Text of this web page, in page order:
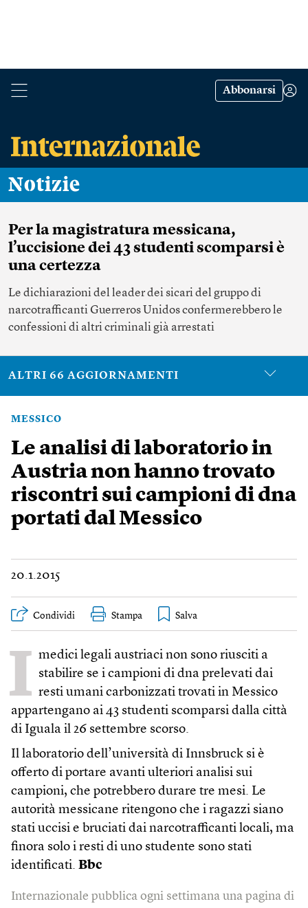
Abbonarsi
Notizie
Per la magistratura messicana,
l’uccisione dei 43 studenti scomparsi è
una certezza
Le dichiarazioni del leader dei sicari del gruppo di
narcotrafficanti Guerreros Unidos confermerebbero le
confessioni di altri criminali già arrestati
ALTRI 66 AGGIORNAMENTI
MESSICO
Le analisi di laboratorio in
Austria non hanno trovato
riscontri sui campioni di dna
portati dal Messico
20.1.2015
Condividi Stampa
I medici legali austriaci non sono riusciti a
stabilire se i campioni di dna prelevati dai
resti umani carbonizzati trovati in Messico
appartengano ai 43 studenti scomparsi dalla città
di Iguala il 26 settembre scorso.
Il laboratorio dell’università di Innsbruck si è
offerto di portare avanti ulteriori analisi sui
campioni, che potrebbero durare tre mesi. Le
autorità messicane ritengono che i ragazzi siano
stati uccisi e bruciati dai narcotrafficanti locali, ma
finora solo i resti di uno studente sono stati
identificati. Bbc
Internazionale pubblica ogni settimana una pagina di